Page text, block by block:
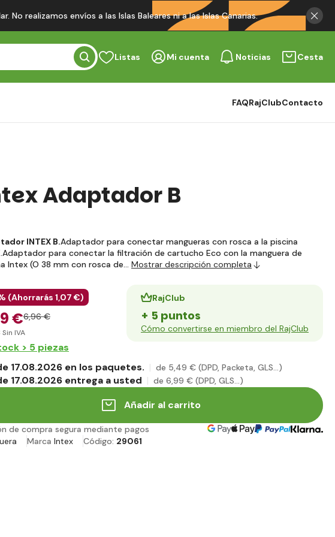
realizamos envíos a las Islas Baleares ni a las Islas Canarias.
Listas Mi cuenta Noticias Cesta
FAQRajClubContacto
Adaptador B
INTEX B.Adaptador para conectar mangueras con rosca a la piscina
para conectar la filtración de cartucho Eco con la manguera de
Intex (O 38 mm con rosca de… Mostrar descripción completa
(Ahorrarás 1,07 €)
€6,96 €
Sin IVA
RajClub
+ 5 puntos
Cómo convertirse en miembro del RajClub
> 5 piezas
17.08.2026 en los paquetes.
de 5,49 € (DPD, Packeta, GLS...)
17.08.2026 entrega a usted de 6,99 € (DPD, GLS...)
Añadir al carrito
de compra segura mediante pagos
Marca Intex Código: 29061